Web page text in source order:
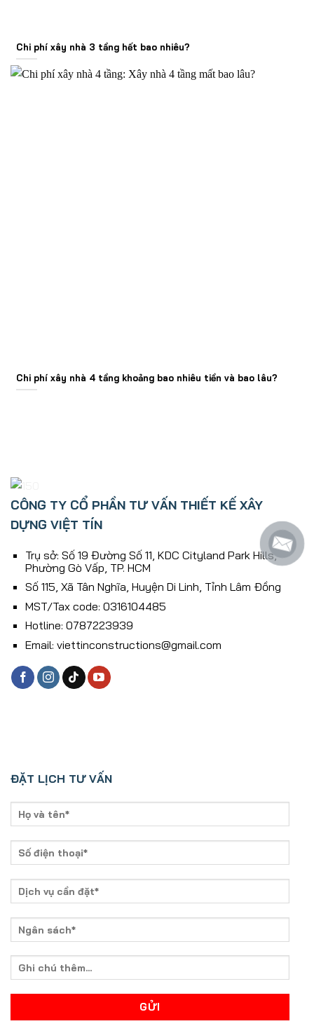
Chi phí xây nhà 3 tầng hết bao nhiêu?
Chi phí xây nhà 4 tầng khoảng bao nhiêu tiền và bao lâu?
CÔNG TY CỔ PHẦN TƯ VẤN THIẾT KẾ XÂY
DỰNG VIỆT TÍN
Trụ sở: Số 19 Đường Số 11, KDC Cityland Park Hills,
Phường Gò Vấp, TP. HCM
Số 115, Xã Tân Nghĩa, Huyện Di Linh, Tỉnh Lâm Ðồng
MST/Tax code: 0316104485
Hotline: 0787223939
Email: viettinconstructions@gmail.com
ĐẶT LỊCH TƯ VẤN